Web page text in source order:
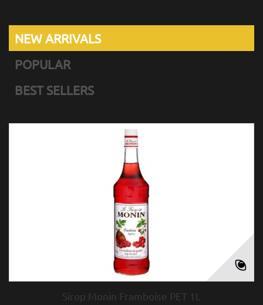
NEW ARRIVALS
POPULAR
BEST SELLERS
Sirop Monin Framboise PET 1L